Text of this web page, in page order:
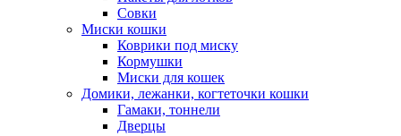
Совки
Миски кошки
Коврики под миску
Кормушки
Миски для кошек
Домики, лежанки, когтеточки кошки
Гамаки, тоннели
Дверцы